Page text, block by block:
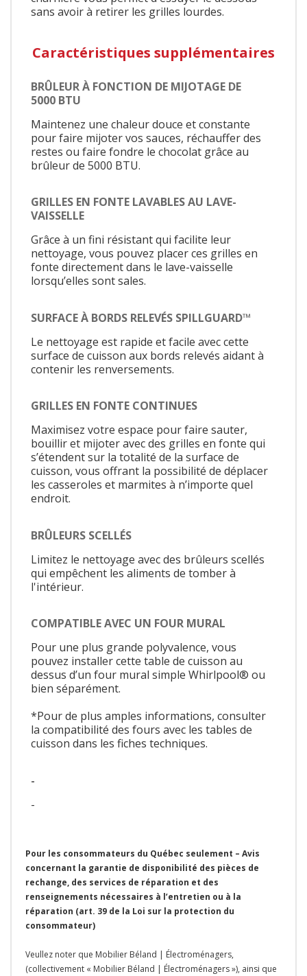
sans avoir à retirer les grilles lourdes.
Caractéristiques supplémentaires
BRÛLEUR À FONCTION DE MIJOTAGE DE
5000 BTU
Maintenez une chaleur douce et constante
pour faire mijoter vos sauces, réchauffer des
restes ou faire fondre le chocolat grâce au
brûleur de 5000 BTU.
GRILLES EN FONTE LAVABLES AU LAVE-
VAISSELLE
Grâce à un fini résistant qui facilite leur
nettoyage, vous pouvez placer ces grilles en
fonte directement dans le lave-vaisselle
lorsqu’elles sont sales.
SURFACE À BORDS RELEVÉS SPILLGUARD™
Le nettoyage est rapide et facile avec cette
surface de cuisson aux bords relevés aidant à
contenir les renversements.
GRILLES EN FONTE CONTINUES
Maximisez votre espace pour faire sauter,
bouillir et mijoter avec des grilles en fonte qui
s’étendent sur la totalité de la surface de
cuisson, vous offrant la possibilité de déplacer
les casseroles et marmites à n’importe quel
endroit.
BRÛLEURS SCELLÉS
Limitez le nettoyage avec des brûleurs scellés
qui empêchent les aliments de tomber à
l'intérieur.
COMPATIBLE AVEC UN FOUR MURAL
Pour une plus grande polyvalence, vous
pouvez installer cette table de cuisson au
dessus d’un four mural simple Whirlpool® ou
bien séparément.
*Pour de plus amples informations, consulter
la compatibilité des fours avec les tables de
cuisson dans les fiches techniques.
-
-
Pour les consommateurs du Québec seulement – Avis
concernant la garantie de disponibilité des pièces de
rechange, des services de réparation et des
renseignements nécessaires à l’entretien ou à la
réparation (art. 39 de la Loi sur la protection du
consommateur)
Veullez noter que Mobilier Béland | Électroménagers,
(collectivement « Mobilier Béland | Électroménagers »), ainsi que